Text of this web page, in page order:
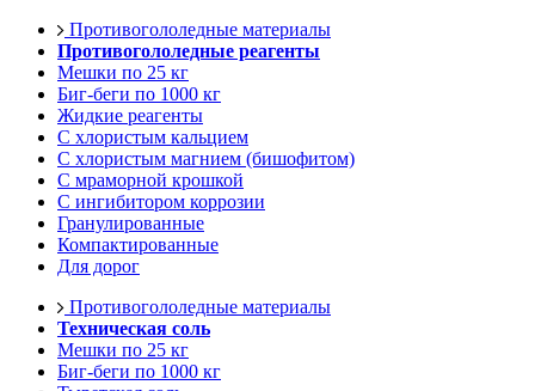
Противогололедные материалы
Противогололедные реагенты
Мешки по 25 кг
Биг-беги по 1000 кг
Жидкие реагенты
С хлористым кальцием
С хлористым магнием (бишофитом)
С мраморной крошкой
С ингибитором коррозии
Гранулированные
Компактированные
Для дорог
Противогололедные материалы
Техническая соль
Мешки по 25 кг
Биг-беги по 1000 кг